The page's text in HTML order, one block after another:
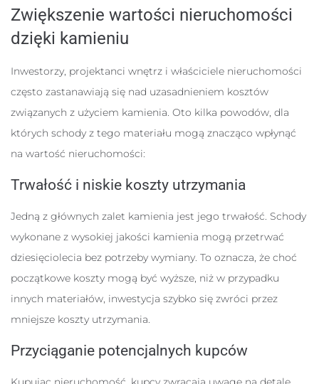
Zwiększenie wartości nieruchomości
dzięki kamieniu
Inwestorzy, projektanci wnętrz i właściciele nieruchomości
często zastanawiają się nad uzasadnieniem kosztów
związanych z użyciem kamienia. Oto kilka powodów, dla
których schody z tego materiału mogą znacząco wpłynąć
na wartość nieruchomości:
Trwałość i niskie koszty utrzymania
Jedną z głównych zalet kamienia jest jego trwałość. Schody
wykonane z wysokiej jakości kamienia mogą przetrwać
dziesięciolecia bez potrzeby wymiany. To oznacza, że choć
początkowe koszty mogą być wyższe, niż w przypadku
innych materiałów, inwestycja szybko się zwróci przez
mniejsze koszty utrzymania.
Przyciąganie potencjalnych kupców